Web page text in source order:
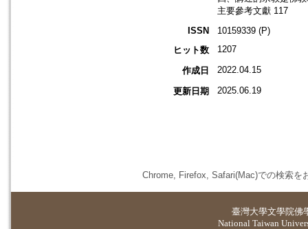
主要參考文獻 117
ISSN
10159339 (P)
ヒット数
1207
作成日 2022.04.15
更新日期 2025.06.19
Chrome, Firefox, Safari(Mac)での検索を
臺灣大學文學院佛
National Taiwan